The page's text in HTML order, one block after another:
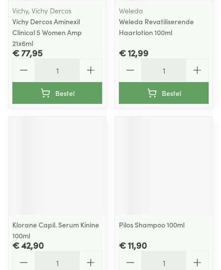
Vichy, Vichy Dercos
Vichy Dercos Aminexil
Clinical 5 Women Amp
21x6ml
€ 77,95
Bestel
Weleda
Weleda Revatiliserende
Haarlotion 100ml
€ 12,99
Bestel
Klorane Capil. Serum Kinine
100ml
€ 42,90
Pilos Shampoo 100ml
€ 11,90